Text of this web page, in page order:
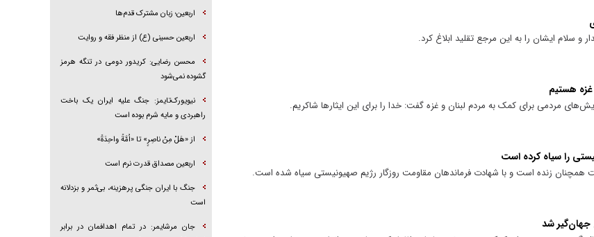
و سلام ایشان را به این مرجع تقلید ابلاغ کرد.
غزه هستیم
مردمی برای کمک به مردم لبنان و غزه گفت: خدا را برای این ایثار‌ها شاکریم.
را سیاه کرده است
همچنان زنده است و با شهادت فرماندهان مقاومت روزگار رژیم صهیونیستی سیاه شده است.
جهان‌گیر شد
اربعین؛ زبان مشترک قدم‌ها
اربعین حسینی (ع) از منظر فقه و روایت
محسن رضایی: کریدور دومی در تنگه هرمز
گشوده نمی‌شود
نیویورک‌تایمز: جنگ علیه ایران یک باخت
راهبردی و مایه شرم بوده است
از «هَلْ مِنْ ناصِرٍ» تا «اُمَّةً واحِدَةً»
اربعین مصداق قدرت نرم است
جنگ با ایران جنگی پرهزینه، بی‌ثمر و بزدلانه
است
جان مرشایمر: در تمام اهدافمان در برابر